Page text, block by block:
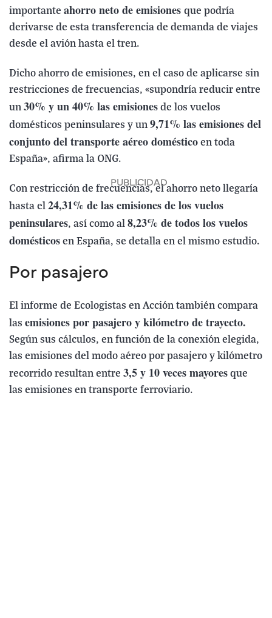
importante ahorro neto de emisiones que podría
derivarse de esta transferencia de demanda de viajes
desde el avión hasta el tren.
Dicho ahorro de emisiones, en el caso de aplicarse sin
restricciones de frecuencias, «supondría reducir entre
un 30% y un 40% las emisiones de los vuelos
domésticos peninsulares y un 9,71% las emisiones del
conjunto del transporte aéreo doméstico en toda
España», afirma la ONG.
Con restricción de frecuencias, el ahorro neto llegaría
hasta el 24,31% de las emisiones de los vuelos
peninsulares, así como al 8,23% de todos los vuelos
domésticos en España, se detalla en el mismo estudio.
Por pasajero
El informe de Ecologistas en Acción también compara
las emisiones por pasajero y kilómetro de trayecto.
Según sus cálculos, en función de la conexión elegida,
las emisiones del modo aéreo por pasajero y kilómetro
recorrido resultan entre 3,5 y 10 veces mayores que
las emisiones en transporte ferroviario.